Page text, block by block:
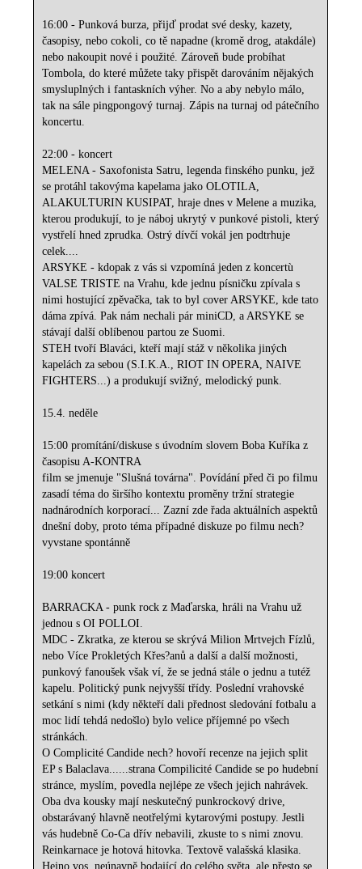
16:00 - Punková burza, přijď prodat své desky, kazety,
časopisy, nebo cokoli, co tě napadne (kromě drog, atakdále)
nebo nakoupit nové i použité. Zároveň bude probíhat
Tombola, do které můžete taky přispět darováním nějakých
smysluplných i fantaskních výher. No a aby nebylo málo,
tak na sále pingpongový turnaj. Zápis na turnaj od pátečního
koncertu.
22:00 - koncert
MELENA - Saxofonista Satru, legenda finského punku, jež
se protáhl takovýma kapelama jako OLOTILA,
ALAKULTURIN KUSIPAT, hraje dnes v Melene a muzika,
kterou produkují, to je náboj ukrytý v punkové pistoli, který
vystřelí hned zprudka. Ostrý dívčí vokál jen podtrhuje
celek....
ARSYKE - kdopak z vás si vzpomíná jeden z koncertù
VALSE TRISTE na Vrahu, kde jednu písničku zpívala s
nimi hostující zpěvačka, tak to byl cover ARSYKE, kde tato
dáma zpívá. Pak nám nechali pár miniCD, a ARSYKE se
stávají další oblíbenou partou ze Suomi.
STEH tvoří Blaváci, kteří mají stáž v několika jiných
kapelách za sebou (S.I.K.A., RIOT IN OPERA, NAIVE
FIGHTERS...) a produkují svižný, melodický punk.
15.4. neděle
15:00 promítání/diskuse s úvodním slovem Boba Kuříka z
časopisu A-KONTRA
film se jmenuje "Slušná továrna". Povídání před či po filmu
zasadí téma do širšího kontextu proměny tržní strategie
nadnárodních korporací... Zazní zde řada aktuálních aspektů
dnešní doby, proto téma případné diskuze po filmu nech?
vyvstane spontánně
19:00 koncert
BARRACKA - punk rock z Maďarska, hráli na Vrahu už
jednou s OI POLLOI.
MDC - Zkratka, ze kterou se skrývá Milion Mrtvejch Fízlů,
nebo Více Prokletých Křes?anů a další a další možnosti,
punkový fanoušek však ví, že se jedná stále o jednu a tutéž
kapelu. Politický punk nejvyšší třídy. Poslední vrahovské
setkání s nimi (kdy někteří dali přednost sledování fotbalu a
moc lidí tehdá nedošlo) bylo velice příjemné po všech
stránkách.
O Complicité Candide nech? hovoří recenze na jejich split
EP s Balaclava......strana Compilicité Candide se po hudební
stránce, myslím, povedla nejlépe ze všech jejich nahrávek.
Oba dva kousky mají neskutečný punkrockový drive,
obstarávaný hlavně neotřelými kytarovými postupy. Jestli
vás hudebně Co-Ca dřív nebavili, zkuste to s nimi znovu.
Reinkarnace je hotová hitovka. Textově valašská klasika.
Hejno vos, neúnavně bodající do celého světa, ale přesto se